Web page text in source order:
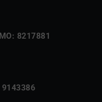
8217881
9143386